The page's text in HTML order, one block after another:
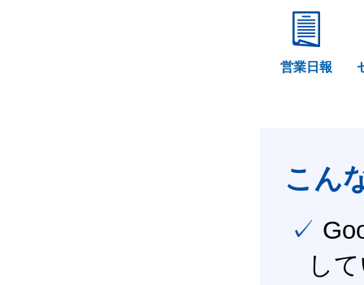
営業日報
こん
✓ Google Workspace（旧G Suite） を社内で導入
し